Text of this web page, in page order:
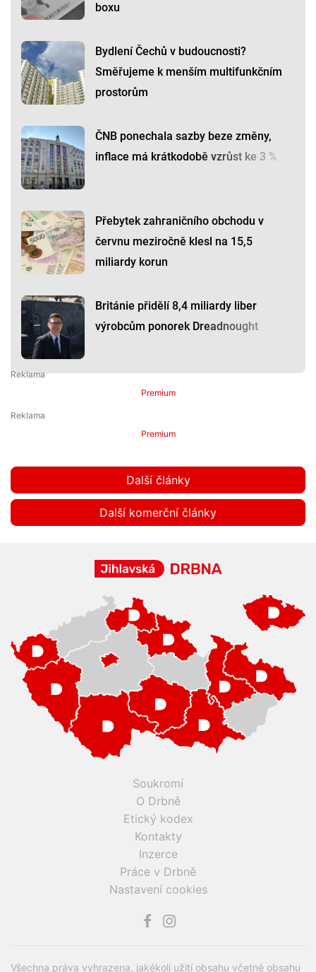
boxu
Bydlení Čechů v budoucnosti?
Směřujeme k menším multifunkčním
prostorům
ČNB ponechala sazby beze změny,
inflace má krátkodobě vzrůst ke 3 %
Přebytek zahraničního obchodu v
červnu meziročně klesl na 15,5
miliardy korun
Británie přidělí 8,4 miliardy liber
výrobcům ponorek Dreadnought
Premium
Premium
Další články
Další komerční články
Soukromí
O Drbně
Etický kodex
Kontakty
Inzerce
Práce v Drbně
Nastavení cookies
Všechna práva vyhrazena, jakékoli užití obsahu včetné obsahu